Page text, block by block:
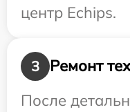
центр Echips.
3
Ремонт
После